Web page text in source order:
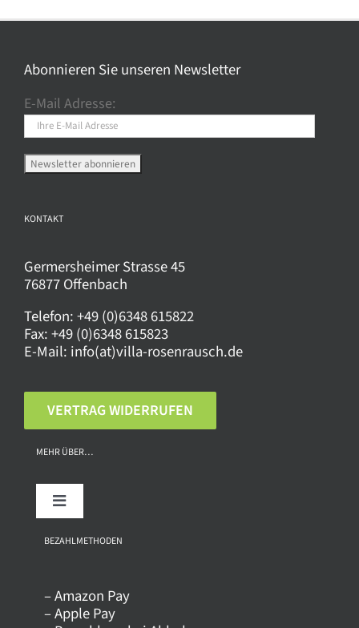
Abonnieren Sie unseren Newsletter
E-Mail Adresse:
KONTAKT
Germersheimer Strasse 45
76877 Offenbach
Telefon:+49 (0)6348 615822
Fax:+49 (0)6348 615823
E-Mail: info(at)villa-rosenrausch.de
VERTRAG WIDERRUFEN
MEHR ÜBER…
Toggle
Über uns
Kontakt
BEZAHLMETHODEN
– Amazon Pay
– Apple Pay